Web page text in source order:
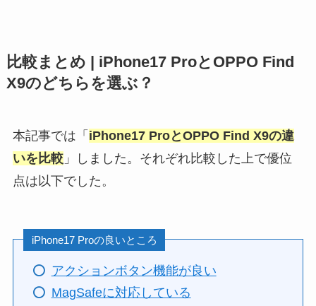
比較まとめ | iPhone17 ProとOPPO Find
X9のどちらを選ぶ？
本記事では「 iPhone17 ProとOPPO Find X9の違
いを比較」しました。それぞれ比較した上で優位
点は以下でした。
iPhone17 Proの良いところ
アクションボタン機能が良い
MagSafeに対応している